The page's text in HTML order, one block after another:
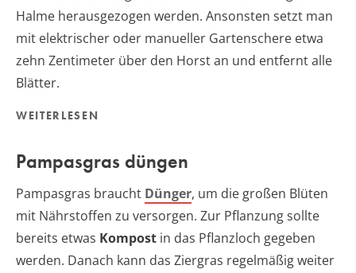
Halme herausgezogen werden. Ansonsten setzt man
mit elektrischer oder manueller Gartenschere etwa
zehn Zentimeter über den Horst an und entfernt alle
Blätter.
WEITERLESEN
Pampasgras düngen
Pampasgras braucht Dünger, um die großen Blüten
mit Nährstoffen zu versorgen. Zur Pflanzung sollte
bereits etwas Kompost in das Pflanzloch gegeben
werden. Danach kann das Ziergras regelmäßig weiter